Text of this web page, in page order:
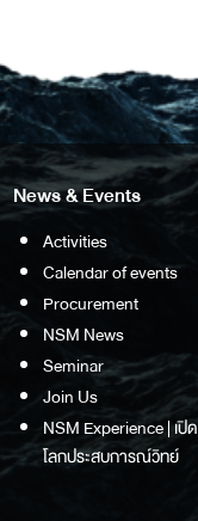
News & Events
Activities
Calendar of events
Procurement
NSM News
Seminar
Join Us
NSM Experience | เปิด
โลกประสบการณ์วิทย์